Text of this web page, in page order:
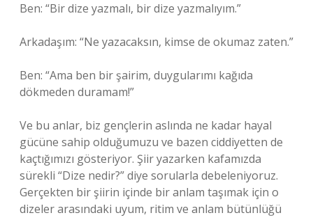
Ben: “Bir dize yazmalı, bir dize yazmalıyım.”
Arkadaşım: “Ne yazacaksın, kimse de okumaz zaten.”
Ben: “Ama ben bir şairim, duygularımı kağıda
dökmeden duramam!”
Ve bu anlar, biz gençlerin aslında ne kadar hayal
gücüne sahip olduğumuzu ve bazen ciddiyetten de
kaçtığımızı gösteriyor. Şiir yazarken kafamızda
sürekli “Dize nedir?” diye sorularla debeleniyoruz.
Gerçekten bir şiirin içinde bir anlam taşımak için o
dizeler arasındaki uyum, ritim ve anlam bütünlüğü